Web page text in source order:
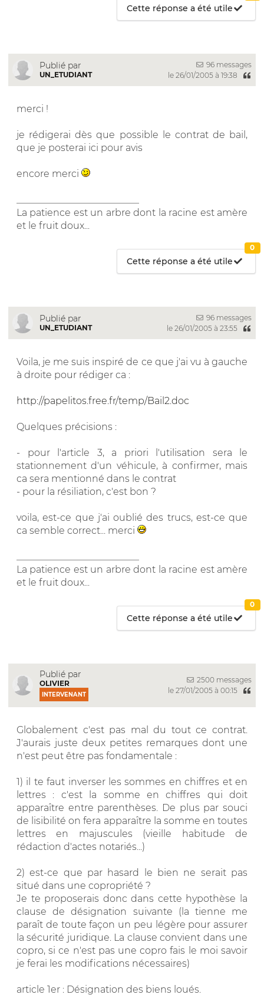
Cette réponse a été utile
Publié par
UN_ETUDIANT
96 messages
le 26/01/2005 à 19:38
merci !
je rédigerai dès que possible le contrat de bail,
que je posterai ici pour avis
encore merci
La patience est un arbre dont la racine est amère
et le fruit doux...
Cette réponse a été utile
0
Publié par
UN_ETUDIANT
96 messages
le 26/01/2005 à 23:55
Voila, je me suis inspiré de ce que j'ai vu à gauche
à droite pour rédiger ca :
http://papelitos.free.fr/temp/Bail2.doc
Quelques précisions :
- pour l'article 3, a priori l'utilisation sera le
stationnement d'un véhicule, à confirmer, mais
ca sera mentionné dans le contrat
- pour la résiliation, c'est bon ?
voila, est-ce que j'ai oublié des trucs, est-ce que
ca semble correct... merci
La patience est un arbre dont la racine est amère
et le fruit doux...
Cette réponse a été utile
0
Publié par
OLIVIER
INTERVENANT
2500 messages
le 27/01/2005 à 00:15
Globalement c'est pas mal du tout ce contrat.
J'aurais juste deux petites remarques dont une
n'est peut être pas fondamentale :
1) il te faut inverser les sommes en chiffres et en
lettres : c'est la somme en chiffres qui doit
apparaître entre parenthèses. De plus par souci
de lisibilité on fera apparaître la somme en toutes
lettres en majuscules (vieille habitude de
rédaction d'actes notariés...)
2) est-ce que par hasard le bien ne serait pas
situé dans une copropriété ?
Je te proposerais donc dans cette hypothèse la
clause de désignation suivante (la tienne me
paraît de toute façon un peu légère pour assurer
la sécurité juridique. La clause convient dans une
copro, si ce n'est pas une copro fais le moi savoir
je ferai les modifications nécessaires)
article 1er : Désignation des biens loués.